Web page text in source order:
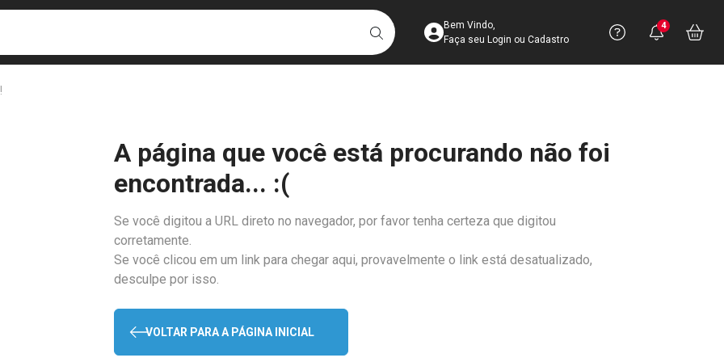
BUSCARAcesse sua Conta
Bem Vindo,
Faça seu Login ou Cadastro
Precisa
Ver Recursos
Você
4
A página que você está procurando não foi
encontrada... :(
Se você digitou a URL direto no navegador, por favor tenha certeza que digitou
corretamente.
Se você clicou em um link para chegar aqui, provavelmente o link está desatualizado,
desculpe por isso.
VOLTAR PARA A PÁGINA INICIAL